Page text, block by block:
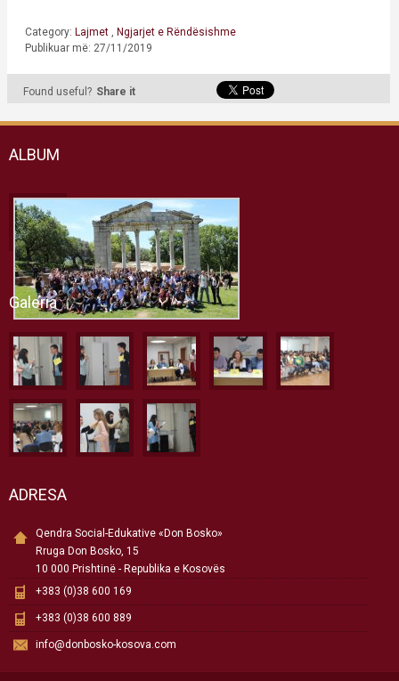
Category: Lajmet
Ngjarjet e Rëndësishme
Publikuar më: 27/11/2019
Found useful? Share it
ALBUM
Galeria
ADRESA
Qendra Social-Edukative «Don Bosko»
Rruga Don Bosko, 15
10 000 Prishtinë - Republika e Kosovës
+383 (0)38 600 169
+383 (0)38 600 889
info@donbosko-kosova.com